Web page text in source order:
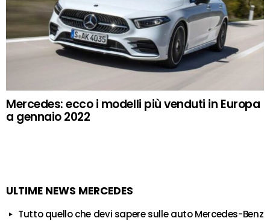
Mercedes: ecco i modelli più venduti in Europa
a gennaio 2022
ULTIME NEWS MERCEDES
Tutto quello che devi sapere sulle auto Mercedes-Benz